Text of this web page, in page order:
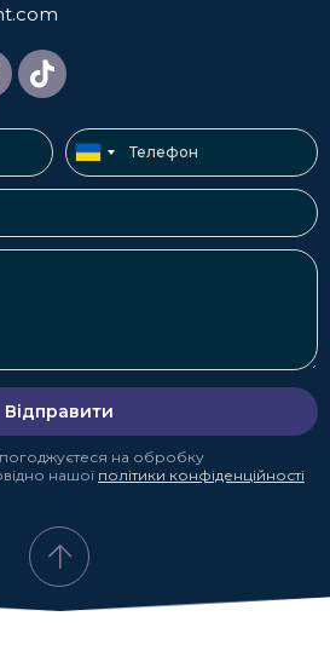
Відправити
на обробку
нашої політики конфіденційності